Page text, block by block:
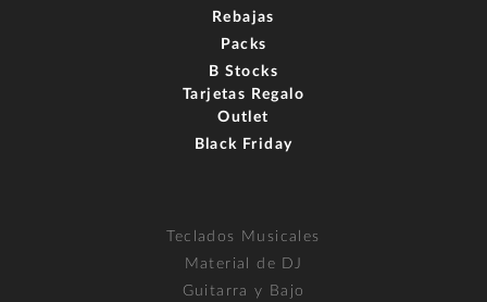
Rebajas
Packs
B Stocks
Tarjetas Regalo
Outlet
Black Friday
Teclados Musicales
Material de DJ
Guitarra y Bajo